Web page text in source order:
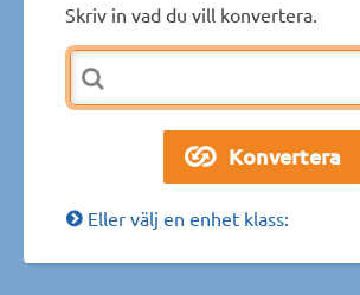
Skriv in vad du vill konvertera.
Eller välj en enhet klass: